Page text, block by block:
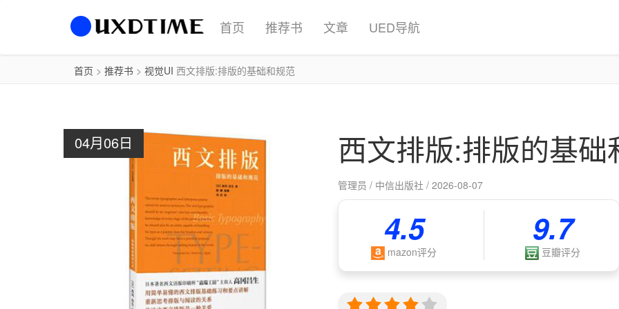
首页 推荐书 文章 UED导航
首页 > 推荐书 > 视觉UI 西文排版:排版的基础和规范
04月06日 西文排版:排版的基础
管理员 / 中信出版社 / 2026-08-07
4.5
mazon评分
9.7
豆瓣评分